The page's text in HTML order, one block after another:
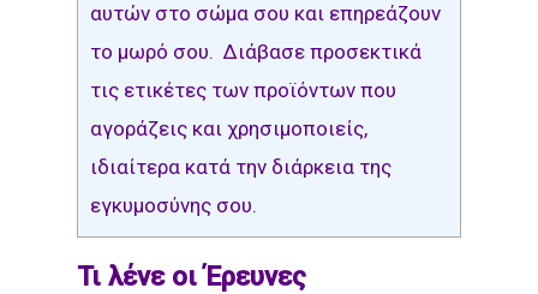
αυτών στο σώμα σου και επηρεάζουν
το μωρό σου. Διάβασε προσεκτικά
τις ετικέτες των προϊόντων που
αγοράζεις και χρησιμοποιείς,
ιδιαίτερα κατά την διάρκεια της
εγκυμοσύνης σου.
Τι λένε οι Έρευνες